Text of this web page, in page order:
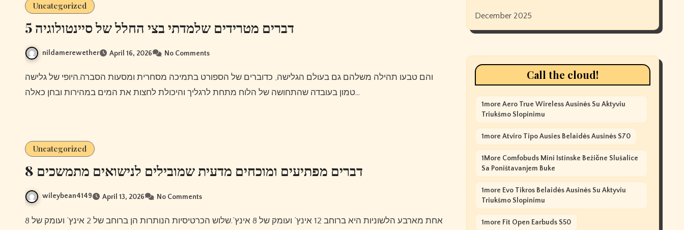
Uncategorized
5 דברים מטרידים שלמדתי בצי החלל של סיינטולוגיה
nildamerewether April 16, 2026 No Comments
והם טבעו תהילה משלהם גם בעולם הגלישה, כדוברים של הספורט בתמיכה מסחרית ומסעות הסברה.היופי של גלישה
טמון בעובדה שהתחושה של הלוח מתחת לרגליך והיכולת לחצות את המים במהירות ובחן כאלה…
Uncategorized
8 דברים מפתיעים ומוכחים מדעית שמובילים לנישואים מתמשכים
wileybean4149 April 13, 2026 No Comments
אחת מארבע הלשוניות היא ברוחב 12 אינץ’ ועומק של 8 אינץ’.שלוש הכרטיסיות הנותרות הן ברוחב של 2 אינץ’ ועומק של 8
December 2025
Call the cloud!
1more Aero True Wireless Ausinės Su Aktyviu
Triukšmo Slopinimu
1more Atviro Tipo Ausies Belaidės Ausinės S70
1More Comfobuds Mini Istinske Bežične Slušalice
Sa Poništavanjem Buke
1more Evo Tikros Belaidės Ausinės Su Aktyviu
Triukšmo Slopinimu
1more Fit Open Earbuds S50